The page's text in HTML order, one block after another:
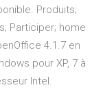
Produits;
Participer; home
4.1.7 en
pour XP, 7 à
Intel.